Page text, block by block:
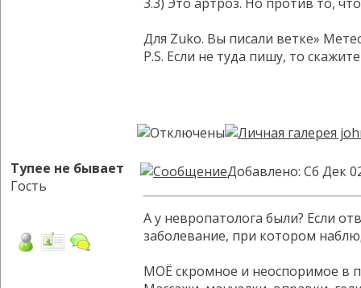
Для Zuko. Вы писали ветке»
P.S. Если не туда пишу, то
Тупее не бывает
Гость
Добавлено: Сб Дек
А у невропатолога были? Если
заболевание, при котором
МОЁ скромное и неоспоримое в